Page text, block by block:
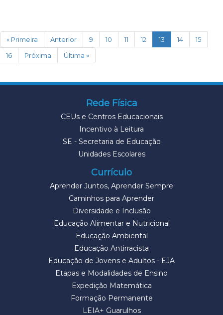
« Primeira Anterior 9 10 11 12 13 (current)
14
15
16
Próxima Última »
Rede Física
CEUs e Centros Educacionais
Incentivo à Leitura
SE - Secretaria de Educação
Unidades Escolares
Currículo
Aprender Juntos, Aprender Sempre
Caminhos para Aprender
Diversidade e Inclusão
Educação Alimentar e Nutricional
Educação Ambiental
Educação Antirracista
Educação de Jovens e Adultos - EJA
Etapas e Modalidades de Ensino
Expedição Matemática
Formação Permanente
LEIA+ Guarulhos